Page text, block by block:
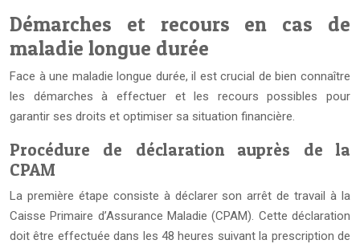
Démarches et recours en cas de
maladie longue durée
Face à une maladie longue durée, il est crucial de bien connaître
les démarches à effectuer et les recours possibles pour
garantir ses droits et optimiser sa situation financière.
Procédure de déclaration auprès de la
CPAM
La première étape consiste à déclarer son arrêt de travail à la
Caisse Primaire d’Assurance Maladie (CPAM). Cette déclaration
doit être effectuée dans les 48 heures suivant la prescription de